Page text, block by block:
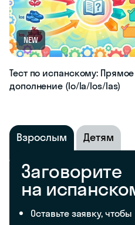
NEW
Тест по испанскому: Прямое
дополнение (lo/la/los/las)
Взрослым Детям
Заговорите
на
Оставьте заявку,